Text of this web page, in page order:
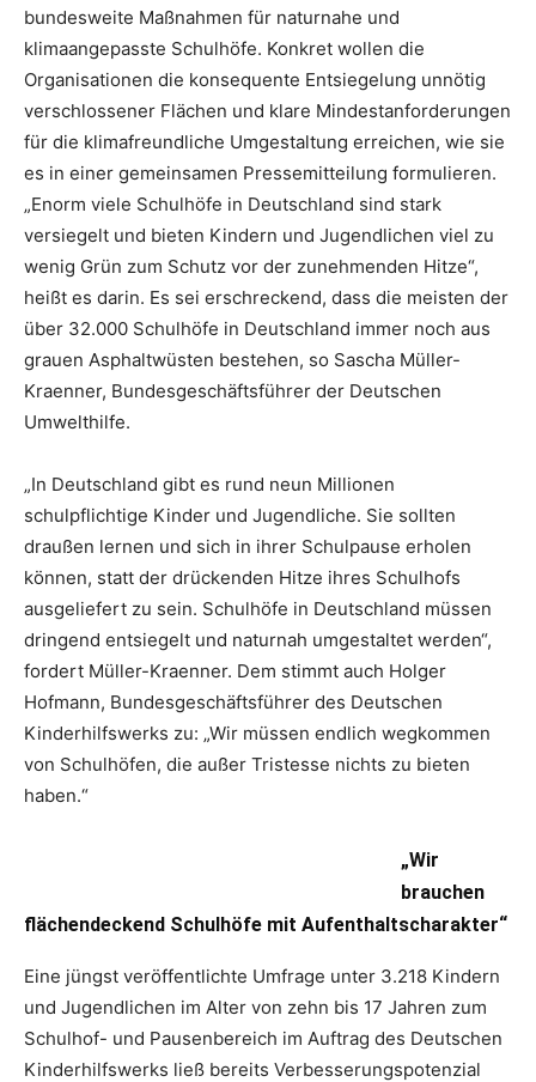
bundesweite Maßnahmen für naturnahe und
klimaangepasste Schulhöfe. Konkret wollen die
Organisationen die konsequente Entsiegelung unnötig
verschlossener Flächen und klare Mindestanforderungen
für die klimafreundliche Umgestaltung erreichen, wie sie
es in einer gemeinsamen Pressemitteilung formulieren.
„Enorm viele Schulhöfe in Deutschland sind stark
versiegelt und bieten Kindern und Jugendlichen viel zu
wenig Grün zum Schutz vor der zunehmenden Hitze“,
heißt es darin. Es sei erschreckend, dass die meisten der
über 32.000 Schulhöfe in Deutschland immer noch aus
grauen Asphaltwüsten bestehen, so Sascha Müller-
Kraenner, Bundesgeschäftsführer der Deutschen
Umwelthilfe.
„In Deutschland gibt es rund neun Millionen
schulpflichtige Kinder und Jugendliche. Sie sollten
draußen lernen und sich in ihrer Schulpause erholen
können, statt der drückenden Hitze ihres Schulhofs
ausgeliefert zu sein. Schulhöfe in Deutschland müssen
dringend entsiegelt und naturnah umgestaltet werden“,
fordert Müller-Kraenner. Dem stimmt auch Holger
Hofmann, Bundesgeschäftsführer des Deutschen
Kinderhilfswerks zu: „Wir müssen endlich wegkommen
von Schulhöfen, die außer Tristesse nichts zu bieten
haben.“
„Wir
brauchen
flächendeckend Schulhöfe mit Aufenthaltscharakter“
Eine jüngst veröffentlichte Umfrage unter 3.218 Kindern
und Jugendlichen im Alter von zehn bis 17 Jahren zum
Schulhof- und Pausenbereich im Auftrag des Deutschen
Kinderhilfswerks ließ bereits Verbesserungspotenzial